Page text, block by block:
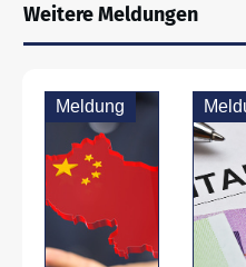
Weitere Meldungen
Meldung